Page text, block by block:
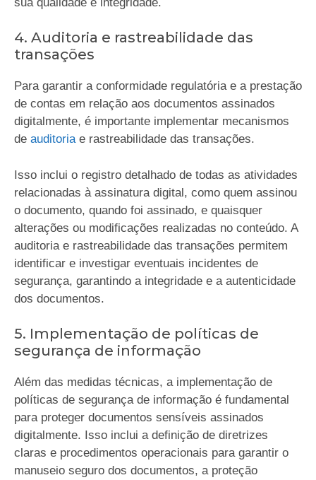
4. Auditoria e rastreabilidade das
transações
Para garantir a conformidade regulatória e a prestação
de contas em relação aos documentos assinados
digitalmente, é importante implementar mecanismos
de auditoriae rastreabilidade das transações.
Isso inclui o registro detalhado de todas as atividades
relacionadas à assinatura digital, como quem assinou
o documento, quando foi assinado, e quaisquer
alterações ou modificações realizadas no conteúdo. A
auditoria e rastreabilidade das transações permitem
identificar e investigar eventuais incidentes de
segurança, garantindo a integridade e a autenticidade
dos documentos.
5. Implementação de políticas de
segurança de informação
Além das medidas técnicas, a implementação de
políticas de segurança de informação é fundamental
para proteger documentos sensíveis assinados
digitalmente. Isso inclui a definição de diretrizes
claras e procedimentos operacionais para garantir o
manuseio seguro dos documentos, a proteção